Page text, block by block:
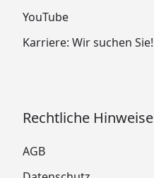
YouTube
Karriere: Wir suchen Sie!
Rechtliche Hinweise
AGB